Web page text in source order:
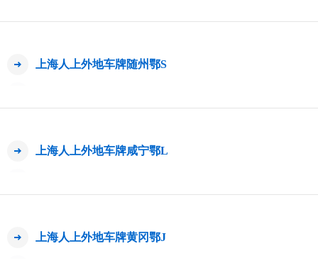
上海人上外地车牌随州鄂S
上海人上外地车牌咸宁鄂L
上海人上外地车牌黄冈鄂J